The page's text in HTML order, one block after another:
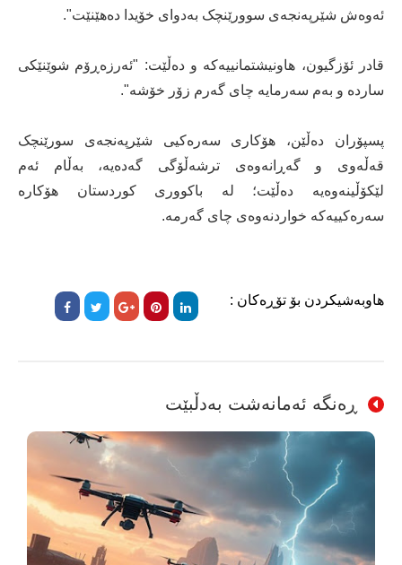
ئەوەش شێرپەنجەی سوورێنچک بەدوای خۆیدا دەهێنێت".
قادر ئۆزگیون، هاونیشتمانییەکە و دەڵێت: "ئەرزەڕۆم شوێنێکی
ساردە و بەم سەرمایە چای گەرم زۆر خۆشە".
پسپۆران دەڵێن، هۆکاری سەرەکیی شێرپەنجەی سورێنچک
قەڵەوی و گەڕانەوەی ترشەڵۆگی گەدەیە، بەڵام ئەم
لێکۆڵینەوەیە دەڵێت؛ لە باکووری کوردستان هۆکارە
سەرەکییەکە خواردنەوەی چای گەرمە.
هاوبەشیکردن بۆ تۆڕەکان :
ڕەنگە ئەمانەشت بەدڵبێت